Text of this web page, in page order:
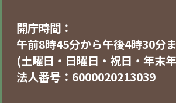
開庁時間：
午前8時45分から午後4時30分
(土曜日・日曜日・祝日・年末
法人番号：6000020213039